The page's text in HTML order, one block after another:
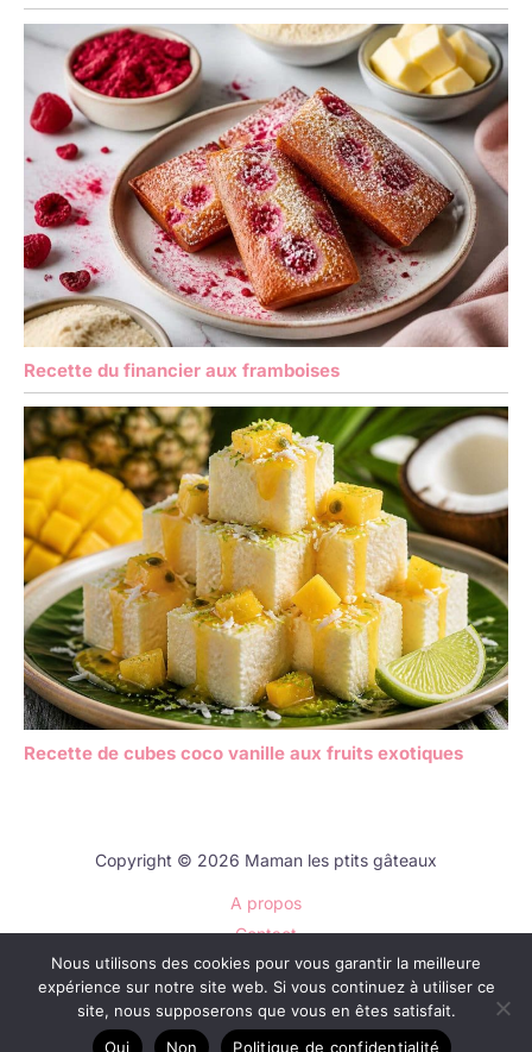
Recette du financier aux framboises
Recette de cubes coco vanille aux fruits exotiques
Copyright © 2026 Maman les ptits gâteaux
A propos
Contact
Plan du site
Mentions légales
Politique de confidentialité
Nous utilisons des cookies pour vous garantir la meilleure
expérience sur notre site web. Si vous continuez à utiliser ce
site, nous supposerons que vous en êtes satisfait.
Oui
Non Politique de confidentialité